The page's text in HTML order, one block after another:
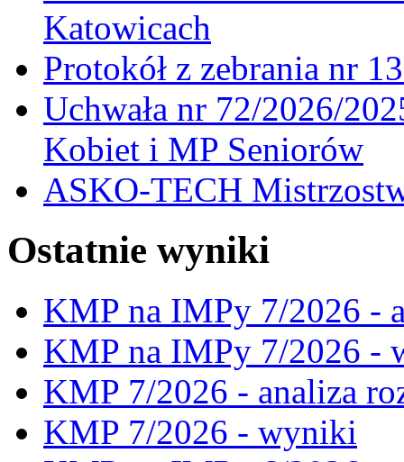
Katowicach
Protokół z zebrania nr
Uchwała nr 72/2026/
Kobiet i MP Seniorów
ASKO-TECH
Ostatnie wyniki
KMP na IMPy 7/2026 -
KMP na IMPy 7/2026 -
KMP 7/2026 - analiza
KMP 7/2026 - wyniki